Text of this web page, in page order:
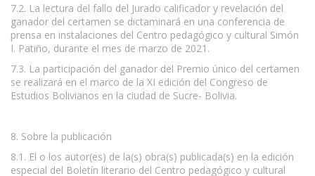
7.2. La lectura del fallo del Jurado calificador y revelación del
ganador del certamen se dictaminará en una conferencia de
prensa en instalaciones del Centro pedagógico y cultural Simón
I. Patiño, durante el mes de marzo de 2021.
7.3. La participación del ganador del Premio único del certamen
se realizará en el marco de la XI edición del Congreso de
Estudios Bolivianos en la ciudad de Sucre- Bolivia.
8. Sobre la publicación
8.1. El o los autor(es) de la(s) obra(s) publicada(s) en la edición
especial del Boletín literario del Centro pedagógico y cultural